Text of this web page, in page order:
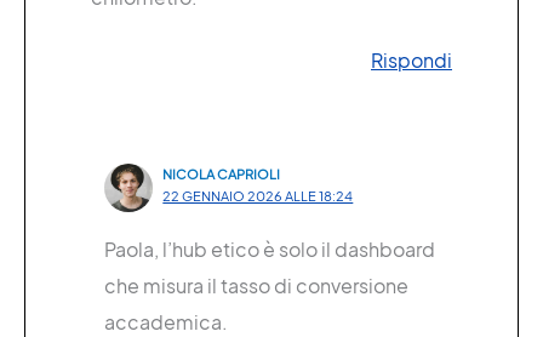
Rispondi
NICOLA CAPRIOLI
22 GENNAIO 2026 ALLE 18:24
Paola, l’hub etico è solo il dashboard
che misura il tasso di conversione
accademica.